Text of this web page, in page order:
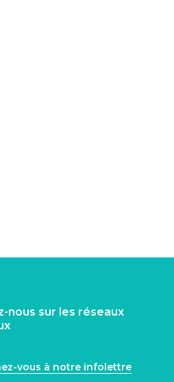
nous sur les réseaux
vous à notre infolettre